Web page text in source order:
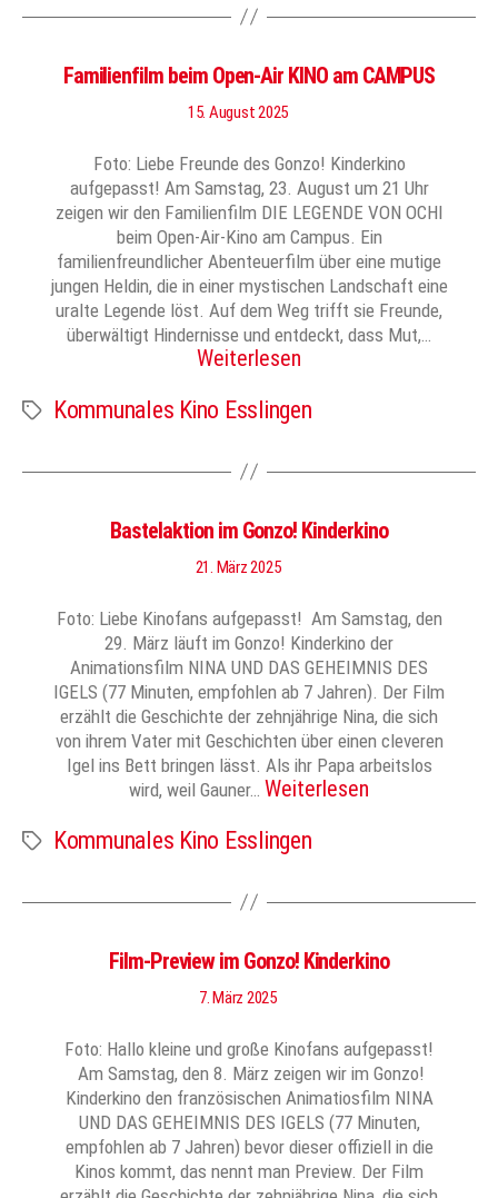
Familienfilm beim Open-Air KINO am CAMPUS
15. August 2025
Foto: Liebe Freunde des Gonzo! Kinderkino
aufgepasst! Am Samstag, 23. August um 21 Uhr
zeigen wir den Familienfilm DIE LEGENDE VON OCHI
beim Open-Air-Kino am Campus. Ein
familienfreundlicher Abenteuerfilm über eine mutige
jungen Heldin, die in einer mystischen Landschaft eine
uralte Legende löst. Auf dem Weg trifft sie Freunde,
überwältigt Hindernisse und entdeckt, dass Mut,…
Weiterlesen
Schlagwörter
Kommunales Kino Esslingen
Bastelaktion im Gonzo! Kinderkino
21. März 2025
Foto: Liebe Kinofans aufgepasst! Am Samstag, den
29. März läuft im Gonzo! Kinderkino der
Animationsfilm NINA UND DAS GEHEIMNIS DES
IGELS (77 Minuten, empfohlen ab 7 Jahren). Der Film
erzählt die Geschichte der zehnjährige Nina, die sich
von ihrem Vater mit Geschichten über einen cleveren
Igel ins Bett bringen lässt. Als ihr Papa arbeitslos
wird, weil Gauner… Weiterlesen
Schlagwörter
Kommunales Kino Esslingen
Film-Preview im Gonzo! Kinderkino
7. März 2025
Foto: Hallo kleine und große Kinofans aufgepasst!
Am Samstag, den 8. März zeigen wir im Gonzo!
Kinderkino den französischen Animatiosfilm NINA
UND DAS GEHEIMNIS DES IGELS (77 Minuten,
empfohlen ab 7 Jahren) bevor dieser offiziell in die
Kinos kommt, das nennt man Preview. Der Film